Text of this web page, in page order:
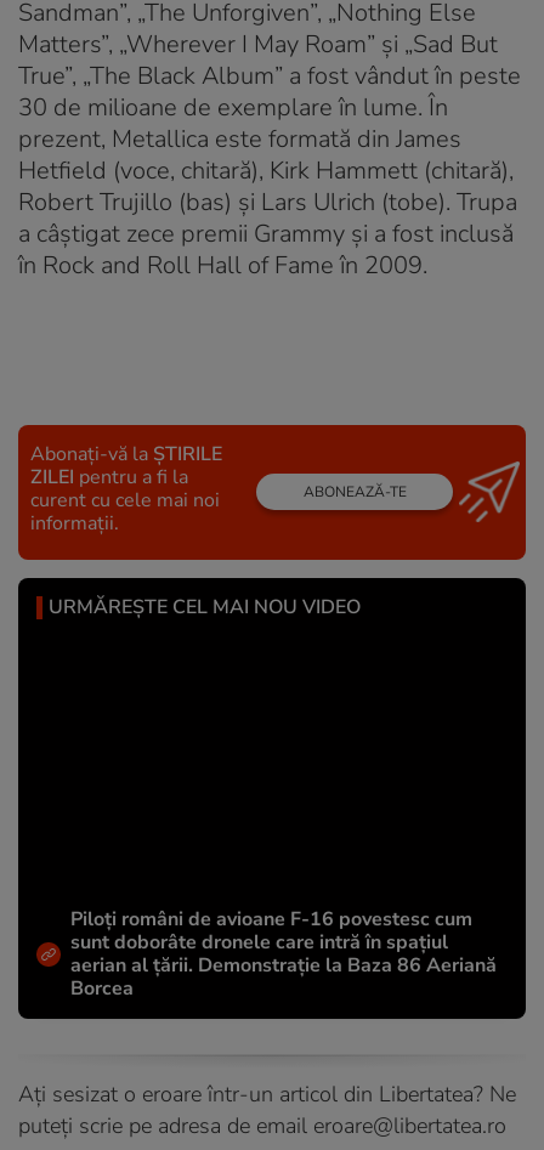
Sandman”, „The Unforgiven”, „Nothing Else
Matters”, „Wherever I May Roam” şi „Sad But
True”, „The Black Album” a fost vândut în peste
30 de milioane de exemplare în lume. În
prezent, Metallica este formată din James
Hetfield (voce, chitară), Kirk Hammett (chitară),
Robert Trujillo (bas) şi Lars Ulrich (tobe). Trupa
a câştigat zece premii Grammy şi a fost inclusă
în Rock and Roll Hall of Fame în 2009.
Abonați-vă la ȘTIRILE
ZILEI pentru a fi la
curent cu cele mai noi
informații.
ABONEAZĂ-TE
URMĂREȘTE CEL MAI NOU VIDEO
Piloți români de avioane F-16 povestesc cum
sunt doborâte dronele care intră în spațiul
aerian al țării. Demonstrație la Baza 86 Aeriană
Borcea
Ați sesizat o eroare într-un articol din Libertatea? Ne
puteți scrie pe adresa de email eroare@libertatea.ro